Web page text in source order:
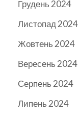
Грудень 2024
Листопад 2024
Жовтень 2024
Вересень 2024
Серпень 2024
Липень 2024